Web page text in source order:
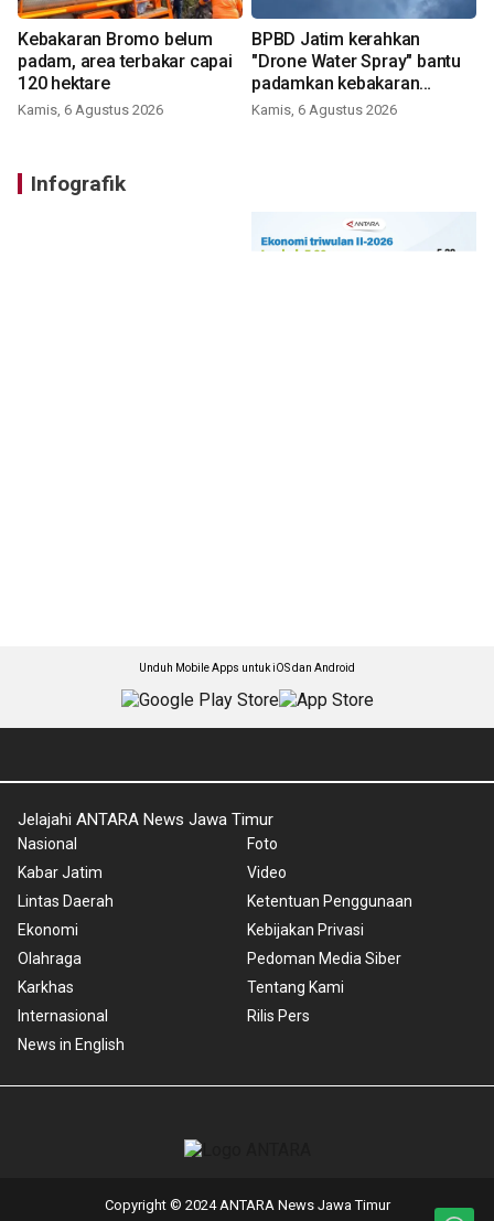
Kebakaran Bromo belum
padam, area terbakar capai
120 hektare
Kamis, 6 Agustus 2026
BPBD Jatim kerahkan
"Drone Water Spray" bantu
padamkan kebakaran
Bromo
Kamis, 6 Agustus 2026
Infografik
Unduh Mobile Apps untuk iOS dan Android
Jelajahi ANTARA News Jawa Timur
Nasional
Kabar Jatim
Lintas Daerah
Ekonomi
Olahraga
Karkhas
Internasional
News in English
Foto
Video
Ketentuan Penggunaan
Kebijakan Privasi
Pedoman Media Siber
Tentang Kami
Rilis Pers
Copyright © 2024 ANTARA News Jawa Timur